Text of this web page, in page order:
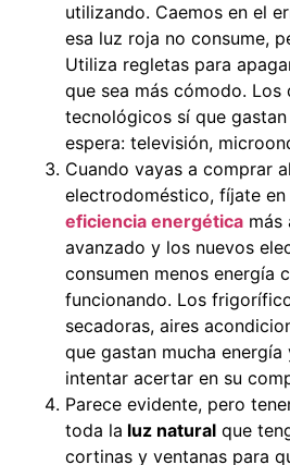
utilizando. Caemos en el
esa luz roja no consume,
Utiliza regletas para
que sea más cómodo. Los
tecnológicos sí que
espera: televisión,
Cuando vayas a comprar
electrodoméstico, fíjate en
eficiencia energética más
avanzado y los nuevos
consumen menos energía
funcionando. Los
secadoras, aires
que gastan mucha
intentar acertar en su
Parece evidente, pero
toda la luz natural que
cortinas y ventanas para